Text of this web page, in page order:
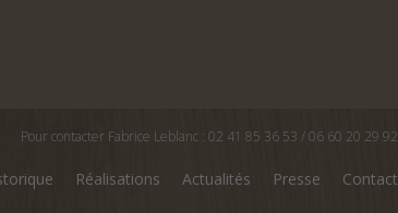
Pour contacter Fabrice Leblanc : 02 41 85 36 53 / 06 60 20 29 92
Réalisations Actualités Presse Contact